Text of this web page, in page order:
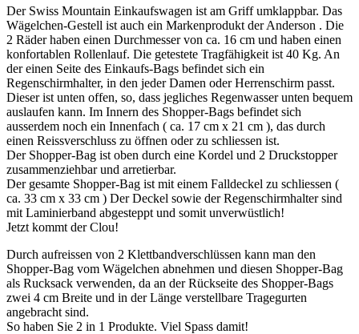
Der Swiss Mountain Einkaufswagen ist am Griff umklappbar. Das
Wägelchen-Gestell ist auch ein Markenprodukt der Anderson . Die
2 Räder haben einen Durchmesser von ca. 16 cm und haben einen
konfortablen Rollenlauf. Die getestete Tragfähigkeit ist 40 Kg. An
der einen Seite des Einkaufs-Bags befindet sich ein
Regenschirmhalter, in den jeder Damen oder Herrenschirm passt.
Dieser ist unten offen, so, dass jegliches Regenwasser unten bequem
auslaufen kann. Im Innern des Shopper-Bags befindet sich
ausserdem noch ein Innenfach ( ca. 17 cm x 21 cm ), das durch
einen Reissverschluss zu öffnen oder zu schliessen ist.
Der Shopper-Bag ist oben durch eine Kordel und 2 Druckstopper
zusammenziehbar und arretierbar.
Der gesamte Shopper-Bag ist mit einem Falldeckel zu schliessen (
ca. 33 cm x 33 cm ) Der Deckel sowie der Regenschirmhalter sind
mit Laminierband abgesteppt und somit unverwüstlich!
Jetzt kommt der Clou!
Durch aufreissen von 2 Klettbandverschlüssen kann man den
Shopper-Bag vom Wägelchen abnehmen und diesen Shopper-Bag
als Rucksack verwenden, da an der Rückseite des Shopper-Bags
zwei 4 cm Breite und in der Länge verstellbare Tragegurten
angebracht sind.
So haben Sie 2 in 1 Produkte. Viel Spass damit!